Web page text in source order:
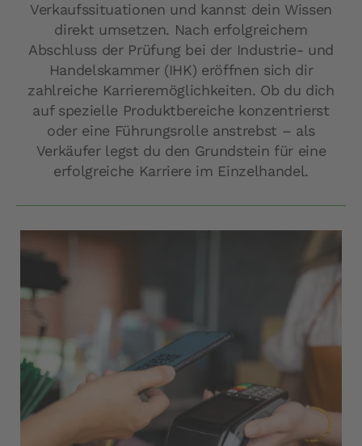
Verkaufssituationen und kannst dein Wissen
direkt umsetzen. Nach erfolgreichem
Abschluss der Prüfung bei der Industrie- und
Handelskammer (IHK) eröffnen sich dir
zahlreiche Karrieremöglichkeiten. Ob du dich
auf spezielle Produktbereiche konzentrierst
oder eine Führungsrolle anstrebst – als
Verkäufer legst du den Grundstein für eine
erfolgreiche Karriere im Einzelhandel.